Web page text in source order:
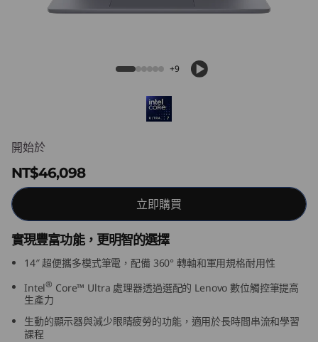
n
1
G
e
n
+9
開始於
NT$46,098
立即購買
實現豐富功能，更明智的選擇
14″ 超便攜多模式筆電，配備 360° 轉軸和軍用規格耐用性
Intel® Core™ Ultra 處理器透過選配的 Lenovo 數位觸控筆提高
生產力
生動的顯示器與減少眼睛疲勞的功能，適用於長時間串流和學習
課程